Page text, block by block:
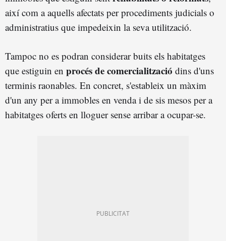
així com a aquells afectats per procediments judicials o
administratius que impedeixin la seva utilització.
Tampoc no es podran considerar buits els habitatges
que estiguin en procés de comercialització dins d'uns
terminis raonables. En concret, s'estableix un màxim
d'un any per a immobles en venda i de sis mesos per a
habitatges oferts en lloguer sense arribar a ocupar-se.